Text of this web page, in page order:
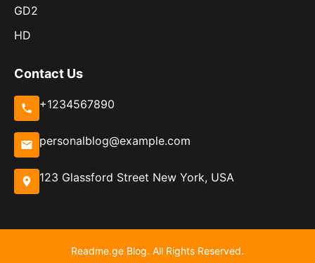
GD2
HD
Contact Us
+1234567890
personalblog@example.com
123 Glassford Street New York, USA
Readme.ge Blog. All Rights Reserved.